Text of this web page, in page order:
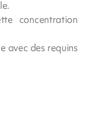
concentration
avec des requins